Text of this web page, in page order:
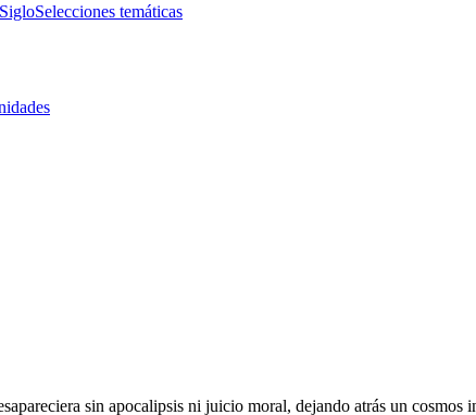
Selecciones temáticas
sin apocalipsis ni juicio moral, dejando atrás un